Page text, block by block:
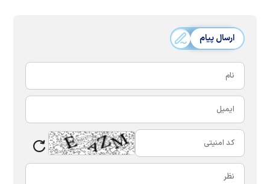
ارسال پیام